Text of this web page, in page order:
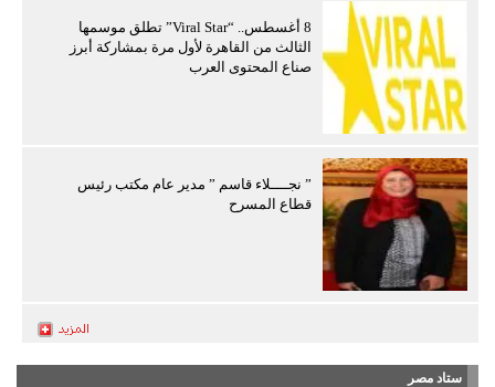
8 أغسطس.. “Viral Star” تطلق موسمها
الثالث من القاهرة لأول مرة بمشاركة أبرز
صناع المحتوى العرب
” نجــــلاء قاسم ” مدير عام مكتب رئيس
قطاع المسرح
ستاد مصر